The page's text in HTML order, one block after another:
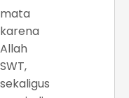
mata
karena
Allah
SWT,
sekaligus